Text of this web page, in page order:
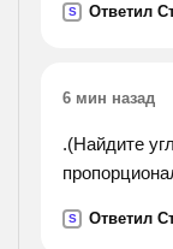
S Ответил
6 мин назад
.(Найдите
S Ответил